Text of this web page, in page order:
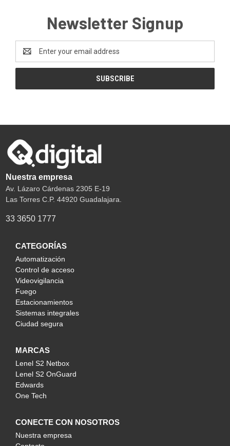
Newsletter Signup
Address
Nuestra empresa
Av. Lázaro Cárdenas 2305 E-19
Las Torres C.P. 44920 Guadalajara.
33 3650 1777
CATEGORÍAS
Automatización
Control de acceso
Videovigilancia
Fuego
Estacionamientos
Sistemas integrales
Ciudad segura
MARCAS
Lenel S2 Netbox
Lenel S2 OnGuard
Edwards
One Tech
CONECTE CON NOSOTROS
Nuestra empresa